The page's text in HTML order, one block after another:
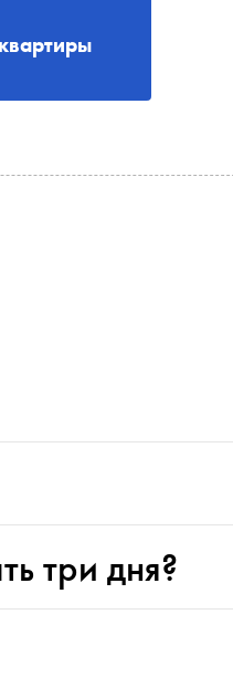
три дня?